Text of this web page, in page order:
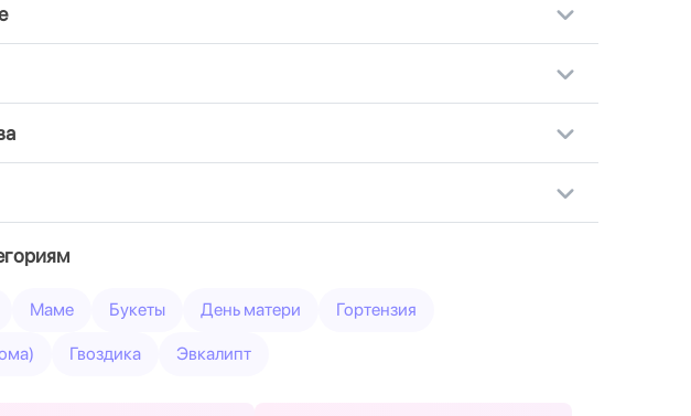
Маме Букеты День матери Гортензия
Гвоздика Эвкалипт